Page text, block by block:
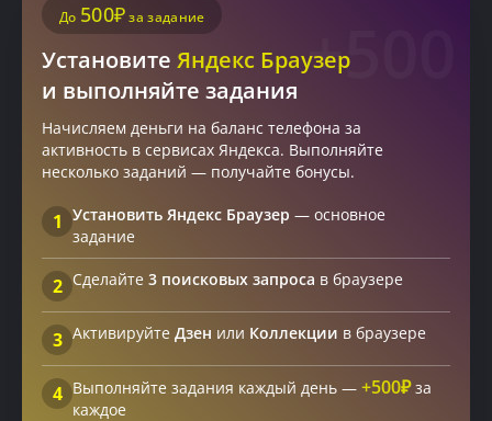
+500
До 500₽за задание
Установите Яндекс Браузер
и выполняйте задания
Начисляем деньги на баланс телефона за
активность в сервисах Яндекса. Выполняйте
несколько заданий — получайте бонусы.
1 Установить Яндекс Браузер — основное
задание
2 Сделайте 3 поисковых запроса в браузере
3 Активируйте Дзен или Коллекции в браузере
4 Выполняйте задания каждый день — +500₽за
каждое